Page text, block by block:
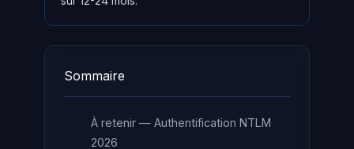
Sommaire
À retenir — Authentification NTLM
2026